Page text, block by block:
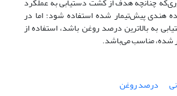
هندی پیش‌تیمار شده استفاده شود؛ اما در
به بالاترین درصد روغن باشد، استفاده از
شده، مناسب می‌باشد.
درصد روغن